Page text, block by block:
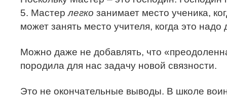
5. Мастерлегко занимает место ученика,
может занять место учителя, когда это надо
Можно даже не добавлять, что
породила для нас задачу новой связности.
Это не окончательные выводы. В школе